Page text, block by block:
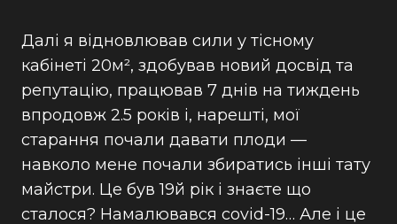
Далі я відновлював сили у тісному
кабінеті 20м², здобував новий досвід та
репутацію, працював 7 днів на тиждень
впродовж 2.5 років і, нарешті, мої
старання почали давати плоди —
навколо мене почали збиратись інші тату
майстри. Це був 19й рік і знаєте що
сталося? Намалювався covid-19… Але і це